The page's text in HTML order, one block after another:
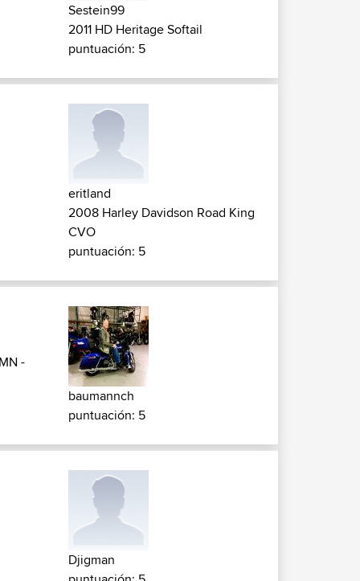
Sestein99
2011 HD Heritage Softail
puntuación: 5
eritland
2008 Harley Davidson Road King
CVO
puntuación: 5
-
baumannch
puntuación: 5
Djigman